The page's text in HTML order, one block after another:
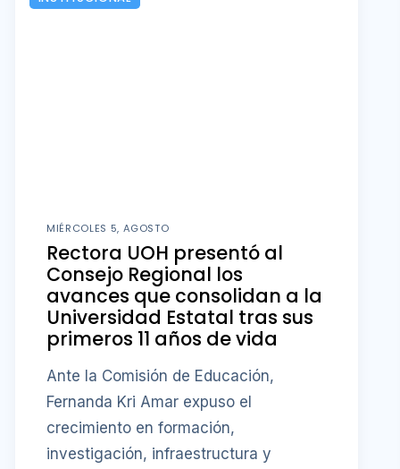
MIÉRCOLES 5, AGOSTO
Rectora UOH presentó al
Consejo Regional los
avances que consolidan a la
Universidad Estatal tras sus
primeros 11 años de vida
Ante la Comisión de Educación,
Fernanda Kri Amar expuso el
crecimiento en formación,
investigación, infraestructura y